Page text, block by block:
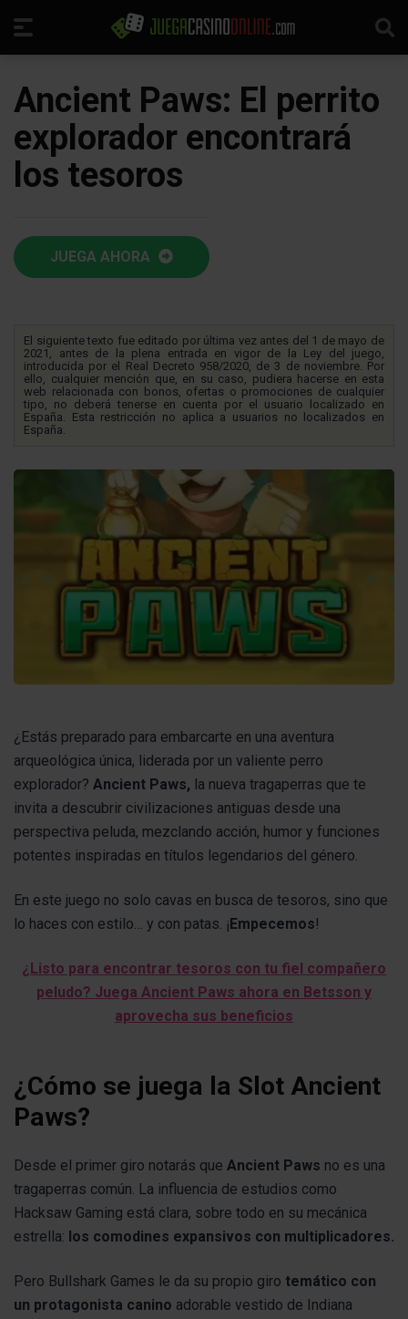
Ancient Paws: El perrito
explorador encontrará
los tesoros
JUEGA AHORA
El siguiente texto fue editado por última vez antes del 1 de mayo de
2021, antes de la plena entrada en vigor de la Ley del juego,
introducida por el Real Decreto 958/2020, de 3 de noviembre. Por
ello, cualquier mención que, en su caso, pudiera hacerse en esta
web relacionada con bonos, ofertas o promociones de cualquier
tipo, no deberá tenerse en cuenta por el usuario localizado en
España. Esta restricción no aplica a usuarios no localizados en
España.
¿Estás preparado para embarcarte en una aventura
arqueológica única, liderada por un valiente perro
explorador? Ancient Paws, la nueva tragaperras que te
invita a descubrir civilizaciones antiguas desde una
perspectiva peluda, mezclando acción, humor y funciones
potentes inspiradas en títulos legendarios del género.
En este juego no solo cavas en busca de tesoros, sino que
lo haces con estilo… y con patas. ¡Empecemos!
¿Listo para encontrar tesoros con tu fiel compañero
peludo? Juega Ancient Paws ahora en Betsson y
aprovecha sus beneficios
¿Cómo se juega la Slot Ancient
Paws?
Desde el primer giro notarás que Ancient Paws no es una
tragaperras común. La influencia de estudios como
Hacksaw Gaming está clara, sobre todo en su mecánica
estrella: los comodines expansivos con multiplicadores.
Pero Bullshark Games le da su propio giro temático con
un protagonista canino adorable vestido de Indiana